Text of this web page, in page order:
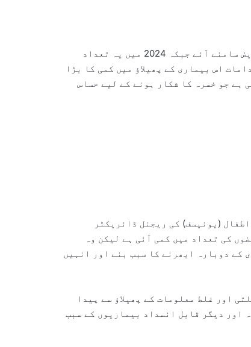
گزشتہ سال دونوں خطوں کے 53 ممالک میں خسرہ کے 33,998 مریض سامنے آئے جبکہ 2024 میں یہ تعداد
اس بیماری کے پھیلاؤ میں کمی کا بڑا
ہے جو خسرہ کا شکار ہونے کے لیے حساس
(یونیسف) کی ریجنل ڈائریکٹر
کی تعداد میں کمی آئی ہے لیکن وہ
کے دوبارہ ابھرنے کا سبب بنے اور انہیں
اور غلط معلومات کے پھیلاؤ سے پیدا
اور دیگر قابل انسداد بیماریوں کے سبب